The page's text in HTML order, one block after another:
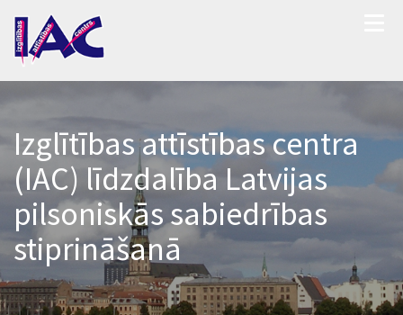
Izglītības attīstības centra
(IAC) līdzdalība Latvijas
pilsoniskās sabiedrības
stiprināšanā